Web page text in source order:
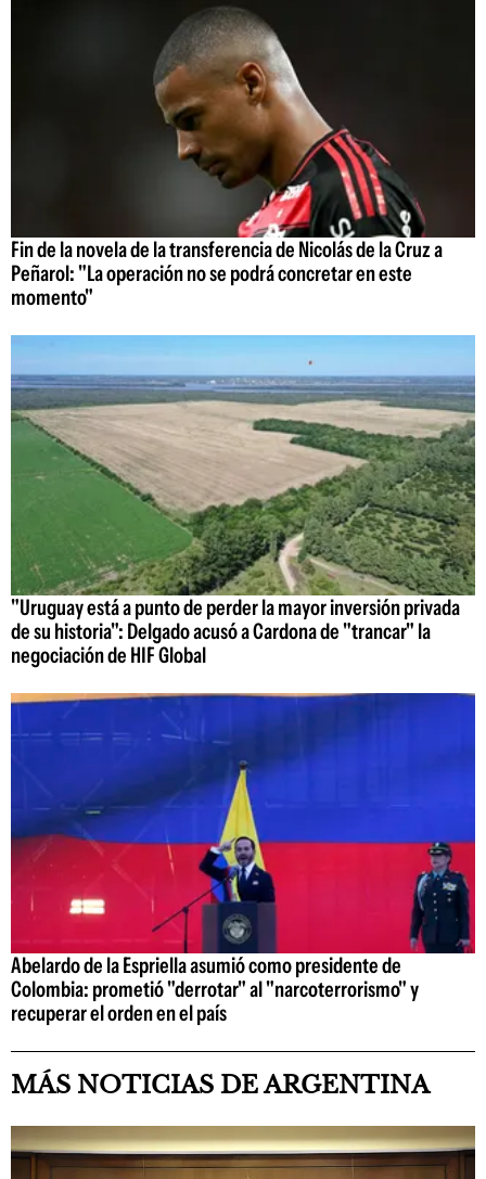
Fin de la novela de la transferencia de Nicolás de la Cruz a
Peñarol: "La operación no se podrá concretar en este
momento"
"Uruguay está a punto de perder la mayor inversión privada
de su historia": Delgado acusó a Cardona de "trancar" la
negociación de HIF Global
Abelardo de la Espriella asumió como presidente de
Colombia: prometió "derrotar" al "narcoterrorismo" y
recuperar el orden en el país
MÁS NOTICIAS DE ARGENTINA